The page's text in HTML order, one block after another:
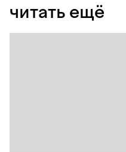
читать ещё